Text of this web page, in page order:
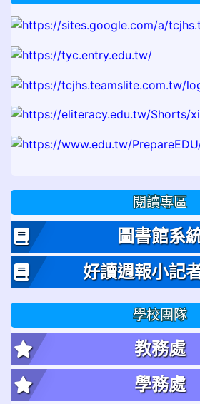
閱讀專區
圖書館系
好讀週報小記
學校團隊
教務處
學務處